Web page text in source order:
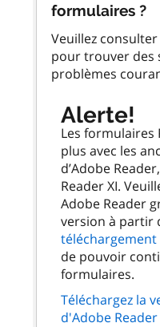
formulaires ?
Veuillez
pour trouver des
problèmes
Alerte!
Les formulaires
plus avec les
d’Adobe
Reader XI.
Adobe Reader
version à partir
téléchargement
de pouvoir
formulaires.
Téléchargez la
d'Adobe Reader